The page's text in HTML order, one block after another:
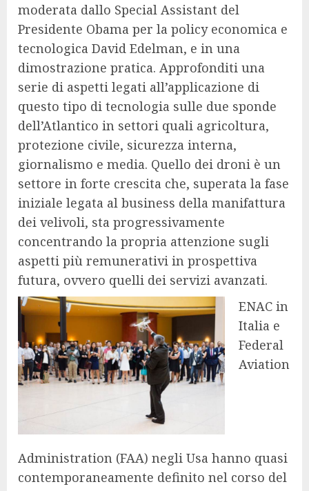
moderata dallo Special Assistant del
Presidente Obama per la policy economica e
tecnologica David Edelman, e in una
dimostrazione pratica. Approfonditi una
serie di aspetti legati all’applicazione di
questo tipo di tecnologia sulle due sponde
dell’Atlantico in settori quali agricoltura,
protezione civile, sicurezza interna,
giornalismo e media. Quello dei droni è un
settore in forte crescita che, superata la fase
iniziale legata al business della manifattura
dei velivoli, sta progressivamente
concentrando la propria attenzione sugli
aspetti più remunerativi in prospettiva
futura, ovvero quelli dei servizi avanzati.
ENAC in
Italia e
Federal
Aviation
Administration (FAA) negli Usa hanno quasi
contemporaneamente definito nel corso del